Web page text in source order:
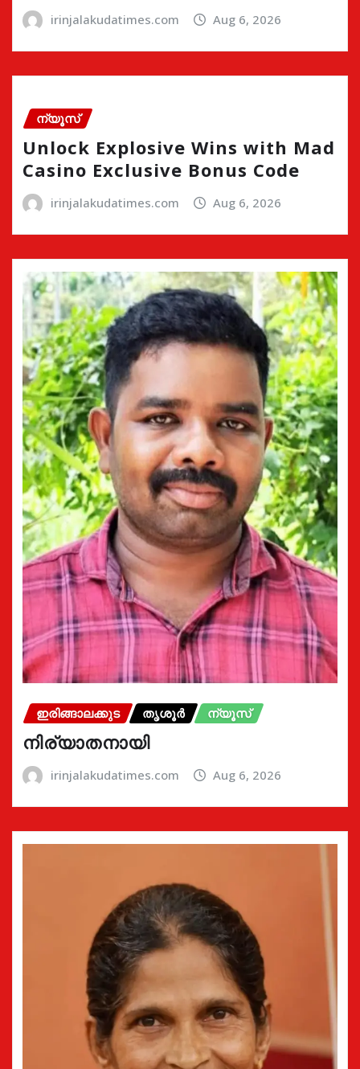
irinjalakudatimes.com Aug 6, 2026
ന്യൂസ്
Unlock Explosive Wins with Mad
Casino Exclusive Bonus Code
irinjalakudatimes.com Aug 6, 2026
ഇരിങ്ങാലക്കുട തൃശൂർ ന്യൂസ്
നിര്യാതനായി
irinjalakudatimes.com Aug 6, 2026